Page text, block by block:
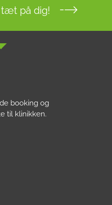
tæt på dig!
booking og
til klinikken.